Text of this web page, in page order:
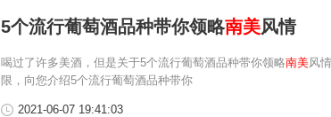
5个流行葡萄酒品种带你领略南美风情
喝过了许多美酒，但是关于5个流行葡萄酒品种带你领略南美风
限，向您介绍5个流行葡萄酒品种带你
2021-06-07 19:41:03